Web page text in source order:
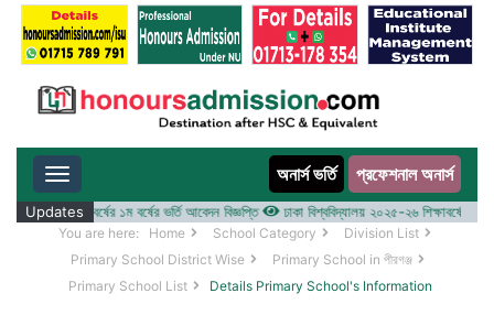
Toggle navigation অনার্স ভর্তি প্রফেশনাল অনার্স
Updates
২০২৫-২৬ শিক্ষাবর্ষের ১ম বর্ষের ভর্তি আবেদন বিজ্ঞপ্তি ঢাকা বিশ্ববিদ্যালয় ২০২৫-২৬ শিক্ষাবর্ষে
You are here: Home School Category
Division List
Primary School District Wise
Primary School in পীরগঞ্জ
Primary School List
Details Primary School's Information